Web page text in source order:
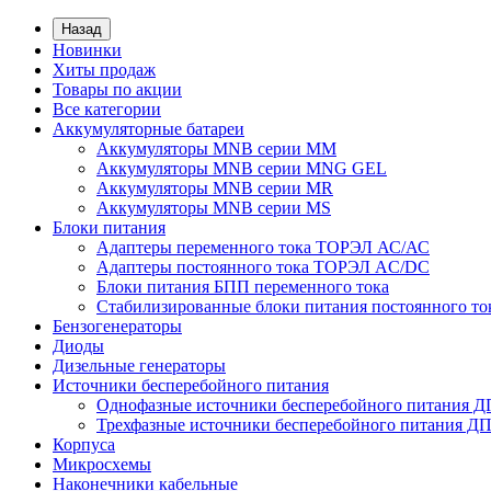
Назад
Новинки
Хиты продаж
Товары по акции
Все категории
Аккумуляторные батареи
Аккумуляторы MNB серии MM
Аккумуляторы MNB серии MNG GEL
Аккумуляторы MNB серии MR
Аккумуляторы MNB серии MS
Блоки питания
Адаптеры переменного тока ТОРЭЛ АС/АС
Адаптеры постоянного тока ТОРЭЛ AC/DC
Блоки питания БПП переменного тока
Стабилизированные блоки питания постоянного
Бензогенераторы
Диоды
Дизельные генераторы
Источники бесперебойного питания
Однофазные источники бесперебойного питания
Трехфазные источники бесперебойного питания
Корпуса
Микросхемы
Наконечники кабельные